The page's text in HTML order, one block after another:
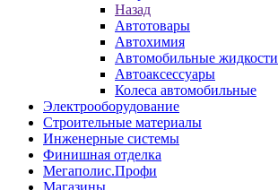
Назад
Автотовары
Автохимия
Автомобильные жидкости
Автоаксессуары
Колеса автомобильные
Электрооборудование
Строительные материалы
Инженерные системы
Финишная отделка
Мегаполис.Профи
Магазины